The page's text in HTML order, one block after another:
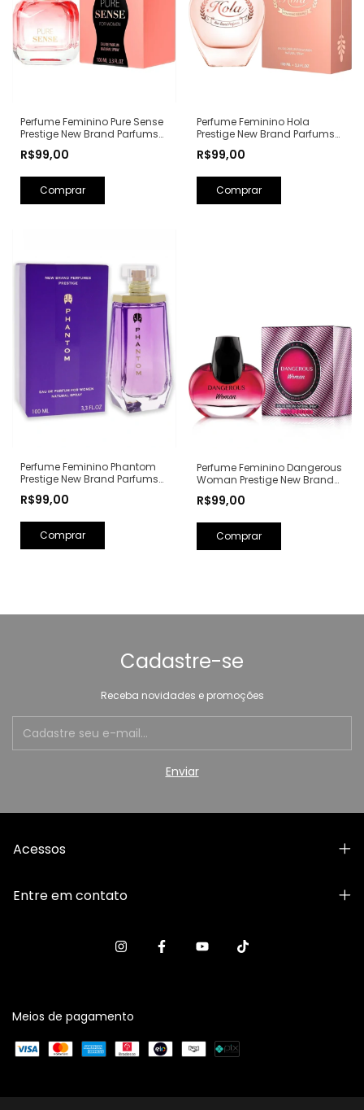
Perfume Feminino Pure Sense
Prestige New Brand Parfums
Olfativa: Pure XS For Her
R$99,00
Perfume Feminino Hola
Prestige New Brand Parfums
Olfativa: Olympéa Paco
R$99,00
Perfume Feminino Phantom
Prestige New Brand Parfums
Eau de Parfum - 100ml (Ref.
Olfativa: Alien Mugler)
R$99,00
Perfume Feminino Dangerous
Woman Prestige New Brand
100ml (Ref. Olfativa: Poison
R$99,00
Cadastre-se
Receba novidades e promoções
Acessos
Entre em contato
Meios de pagamento